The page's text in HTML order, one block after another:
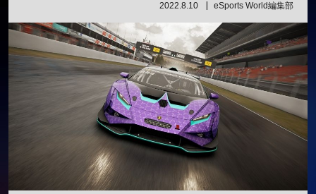
2022.8.10 eSports World編集部